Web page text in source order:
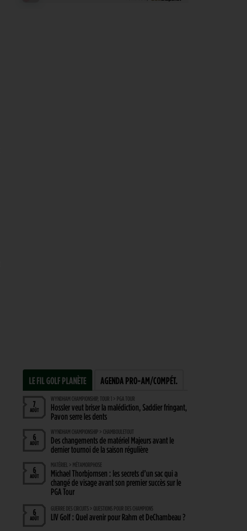
LE FIL GOLF PLANÈTE AGENDA PRO-AM/COMPÉT.
7
AOÛT
WYNDHAM CHAMPIONSHIP, TOUR 1 > PGA TOUR
Hossler veut briser la malédiction, Saddier fringant,
Pavon serre les dents
6
AOÛT
WYNDHAM CHAMPIONSHIP > CHAMBOULETOUT
Des changements de matériel Majeurs avant le
dernier tournoi de la saison régulière
6
AOÛT
MATÉRIEL > MÉTAMORPHOSE
Michael Thorbjornsen : les secrets d’un sac qui a
changé de visage avant son premier succès sur le
PGA Tour
6
AOÛT
GUERRE DES CIRCUITS > QUESTIONS POUR DES CHAMPIONS
LIV Golf : Quel avenir pour Rahm et DeChambeau ?